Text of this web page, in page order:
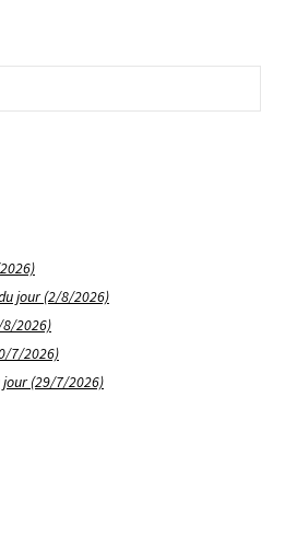
jour (2/8/2026)
2026)
7/2026)
(29/7/2026)